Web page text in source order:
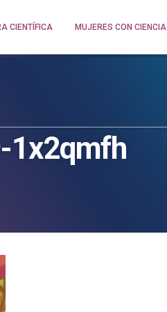
CIENTÍFICA MUJERES CON CIENCIA
1x2qmfh